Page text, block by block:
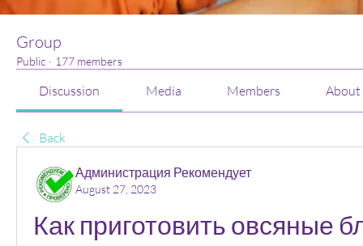
Group
Public · 177 members
Discussion Media Members About
Back
Администрация Рекомендует
August 27, 2023
Как приготовить овсяные